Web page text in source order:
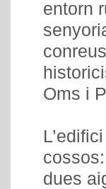
entorn
Oms i
dues